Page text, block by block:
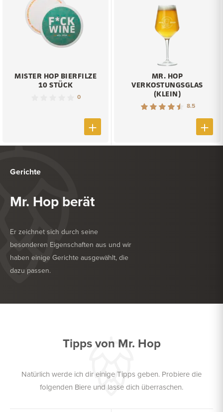
MISTER HOP BIERFILZE
10 STÜCK
0
MR. HOP
VERKOSTUNGSGLAS
(KLEIN)
8.5
Gerichte
Mr. Hop berät
Er zeichnet sich durch seine
besonderen Eigenschaften aus und wir
haben einige Gerichte ausgewählt, die
dazu passen.
KÖSTLICH ZU
Tipps von Mr. Hop
Natürlich werde ich dir einige Tipps geben. Probiere die
folgenden Biere und lasse dich überraschen.